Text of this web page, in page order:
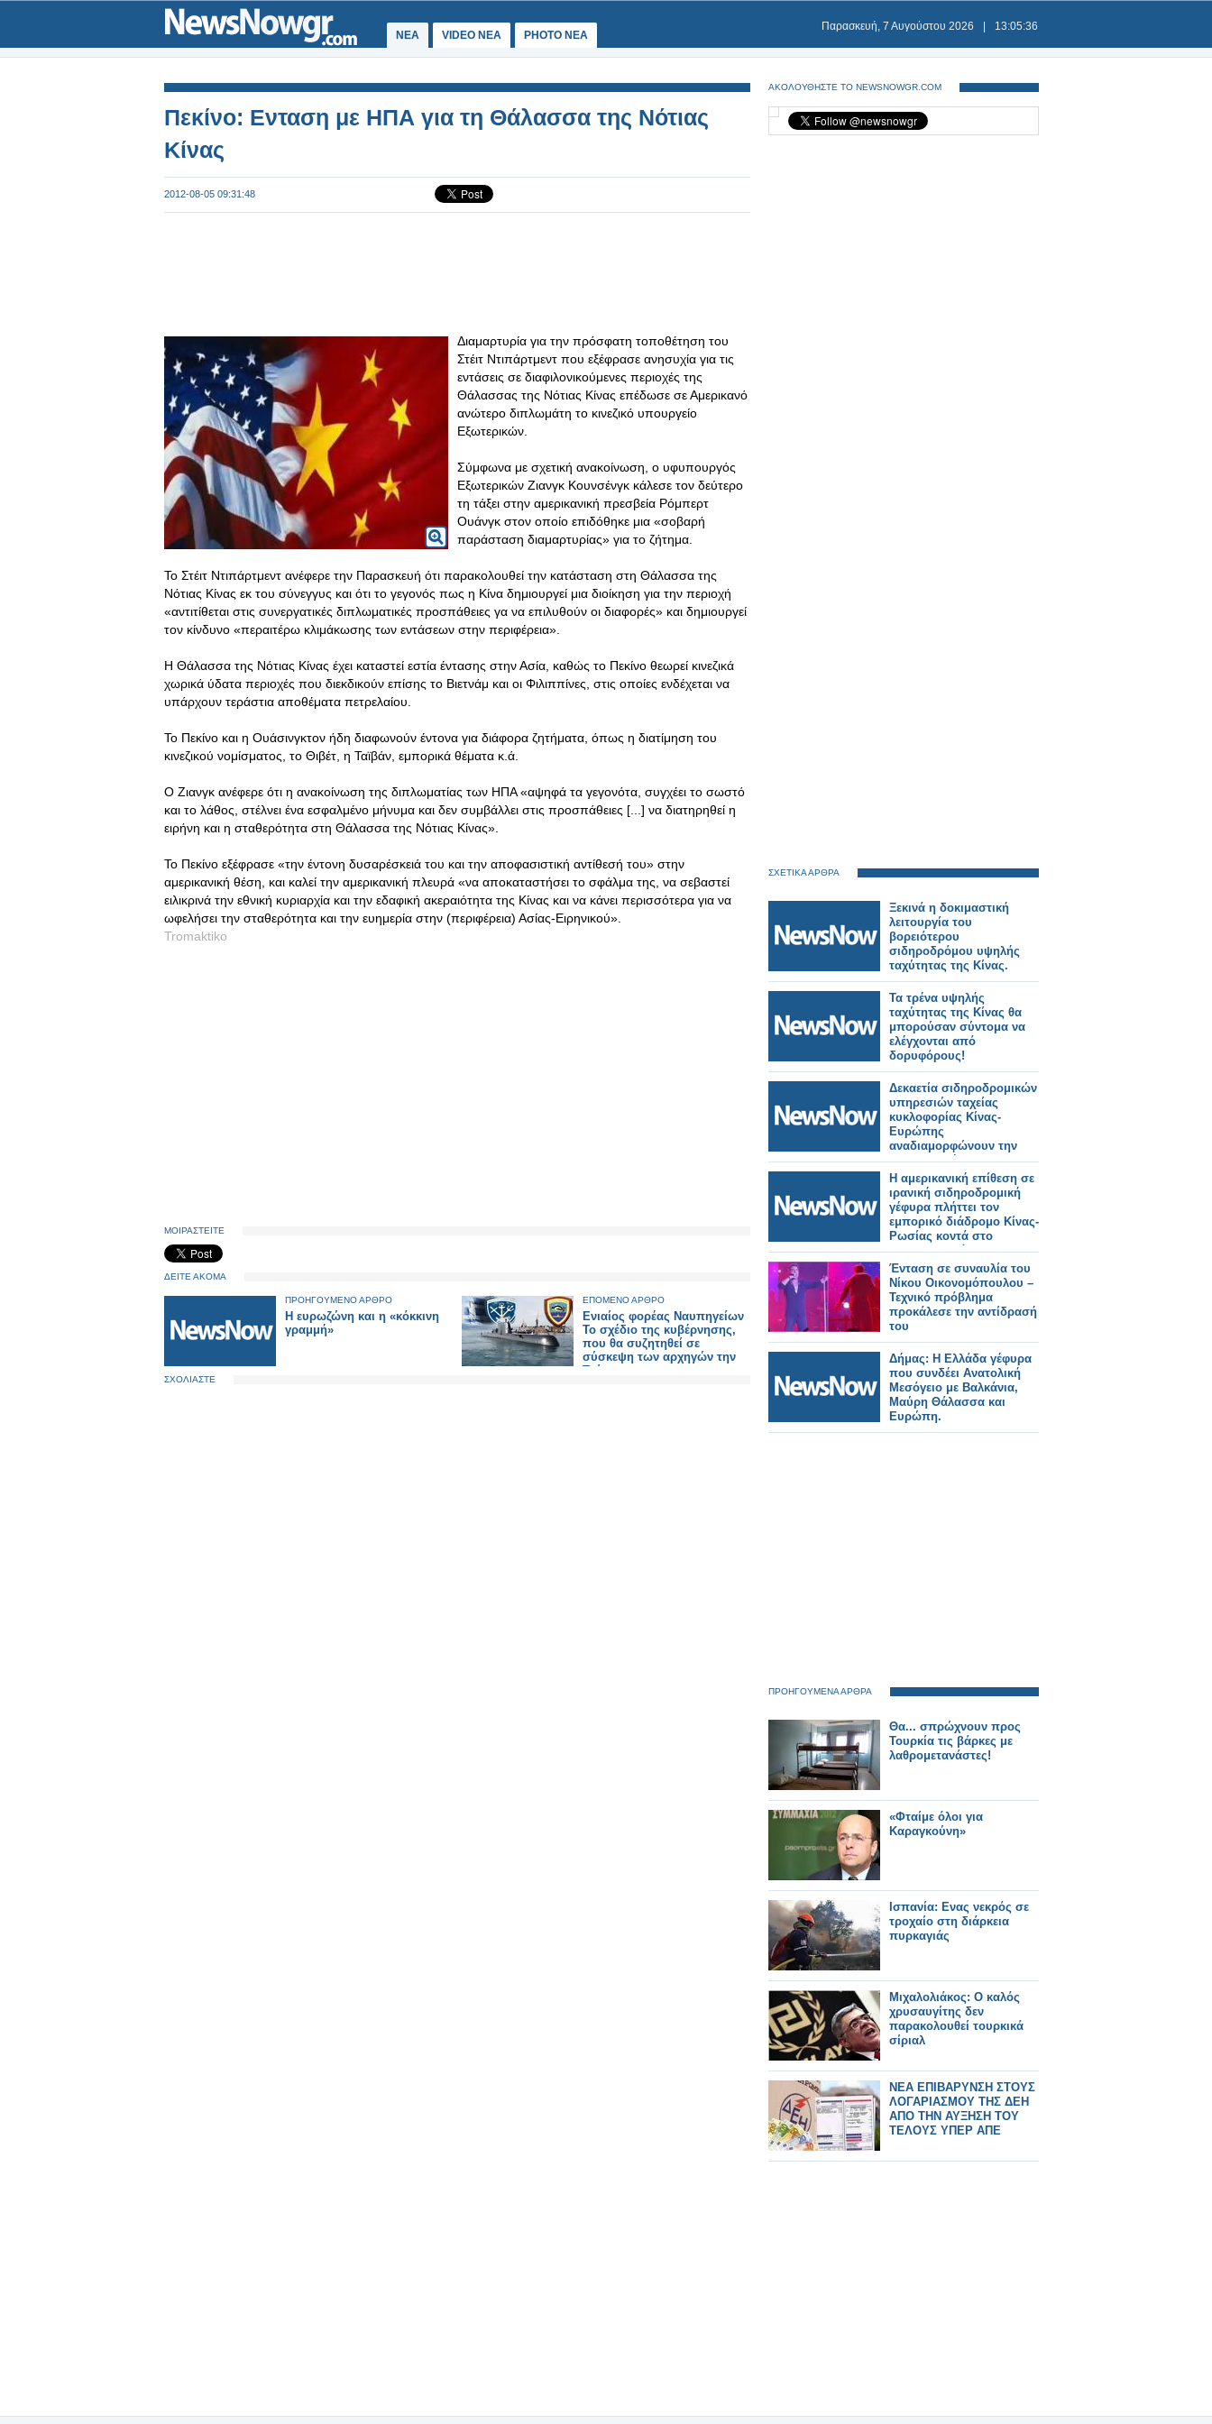
ΝΕΑ VIDEO NEA PHOTO NEA
Παρασκευή, 7 Αυγούστου 2026 13:05:36
Πεκίνο: Ενταση με ΗΠΑ για τη Θάλασσα της Νότιας
Κίνας
2012-08-05 09:31:48
Διαμαρτυρία για την πρόσφατη τοποθέτηση του
Στέιτ Ντιπάρτμεντ που εξέφρασε ανησυχία για τις
εντάσεις σε διαφιλονικούμενες περιοχές της
Θάλασσας της Νότιας Κίνας επέδωσε σε Αμερικανό
ανώτερο διπλωμάτη το κινεζικό υπουργείο
Εξωτερικών.
Σύμφωνα με σχετική ανακοίνωση, ο υφυπουργός
Εξωτερικών Ζιανγκ Κουνσένγκ κάλεσε τον δεύτερο
τη τάξει στην αμερικανική πρεσβεία Ρόμπερτ
Ουάνγκ στον οποίο επιδόθηκε μια «σοβαρή
παράσταση διαμαρτυρίας» για το ζήτημα.
Το Στέιτ Ντιπάρτμεντ ανέφερε την Παρασκευή ότι παρακολουθεί την κατάσταση στη Θάλασσα της
Νότιας Κίνας εκ του σύνεγγυς και ότι το γεγονός πως η Κίνα δημιουργεί μια διοίκηση για την περιοχή
«αντιτίθεται στις συνεργατικές διπλωματικές προσπάθειες γα να επιλυθούν οι διαφορές» και δημιουργεί
τον κίνδυνο «περαιτέρω κλιμάκωσης των εντάσεων στην περιφέρεια».
Η Θάλασσα της Νότιας Κίνας έχει καταστεί εστία έντασης στην Ασία, καθώς το Πεκίνο θεωρεί κινεζικά
χωρικά ύδατα περιοχές που διεκδικούν επίσης το Βιετνάμ και οι Φιλιππίνες, στις οποίες ενδέχεται να
υπάρχουν τεράστια αποθέματα πετρελαίου.
Το Πεκίνο και η Ουάσινγκτον ήδη διαφωνούν έντονα για διάφορα ζητήματα, όπως η διατίμηση του
κινεζικού νομίσματος, το Θιβέτ, η Ταϊβάν, εμπορικά θέματα κ.ά.
Ο Ζιανγκ ανέφερε ότι η ανακοίνωση της διπλωματίας των ΗΠΑ «αψηφά τα γεγονότα, συγχέει το σωστό
και το λάθος, στέλνει ένα εσφαλμένο μήνυμα και δεν συμβάλλει στις προσπάθειες [...] να διατηρηθεί η
ειρήνη και η σταθερότητα στη Θάλασσα της Νότιας Κίνας».
Το Πεκίνο εξέφρασε «την έντονη δυσαρέσκειά του και την αποφασιστική αντίθεσή του» στην
αμερικανική θέση, και καλεί την αμερικανική πλευρά «να αποκαταστήσει το σφάλμα της, να σεβαστεί
ειλικρινά την εθνική κυριαρχία και την εδαφική ακεραιότητα της Κίνας και να κάνει περισσότερα για να
ωφελήσει την σταθερότητα και την ευημερία στην (περιφέρεια) Ασίας-Ειρηνικού».
Tromaktiko
ΜΟΙΡΑΣΤΕΙΤΕ
ΔΕΙΤΕ ΑΚΟΜΑ
ΠΡΟΗΓΟΥΜΕΝΟ ΑΡΘΡΟ
Η ευρωζώνη και η «κόκκινη
γραμμή»
ΕΠΟΜΕΝΟ ΑΡΘΡΟ
Ενιαίος φορέας Ναυπηγείων
Το σχέδιο της κυβέρνησης,
που θα συζητηθεί σε
σύσκεψη των αρχηγών την
Τρίτη
ΣΧΟΛΙΑΣΤΕ
ΑΚΟΛΟΥΘΗΣΤΕ ΤΟ NEWSNOWGR.COM
ΣΧΕΤΙΚΑ ΑΡΘΡΑ
Ξεκινά η δοκιμαστική
λειτουργία του
βορειότερου
σιδηροδρόμου υψηλής
ταχύτητας της Κίνας.
Τα τρένα υψηλής
ταχύτητας της Κίνας θα
μπορούσαν σύντομα να
ελέγχονται από
δορυφόρους!
Δεκαετία σιδηροδρομικών
υπηρεσιών ταχείας
κυκλοφορίας Κίνας-
Ευρώπης
αναδιαμορφώνουν την
ευρασιατική
συνδεσιμότητα Ξινχουά.
Η αμερικανική επίθεση σε
ιρανική σιδηροδρομική
γέφυρα πλήττει τον
εμπορικό διάδρομο Κίνας-
Ρωσίας κοντά στο
Τουρκμενιστάν.
Ένταση σε συναυλία του
Νίκου Οικονομόπουλου –
Τεχνικό πρόβλημα
προκάλεσε την αντίδρασή
του
Δήμας: Η Ελλάδα γέφυρα
που συνδέει Ανατολική
Μεσόγειο με Βαλκάνια,
Μαύρη Θάλασσα και
Ευρώπη.
ΠΡΟΗΓΟΥΜΕΝΑ ΑΡΘΡΑ
Θα... σπρώχνουν προς
Τουρκία τις βάρκες με
λαθρομετανάστες!
«Φταίμε όλοι για
Καραγκούνη»
Ισπανία: Ενας νεκρός σε
τροχαίο στη διάρκεια
πυρκαγιάς
Μιχαλολιάκος: Ο καλός
χρυσαυγίτης δεν
παρακολουθεί τουρκικά
σίριαλ
ΝΕΑ ΕΠΙΒΑΡΥΝΣΗ ΣΤΟΥΣ
ΛΟΓΑΡΙΑΣΜΟΥ ΤΗΣ ΔΕΗ
ΑΠΟ ΤΗΝ ΑΥΞΗΣΗ ΤΟΥ
ΤΕΛΟΥΣ ΥΠΕΡ ΑΠΕ